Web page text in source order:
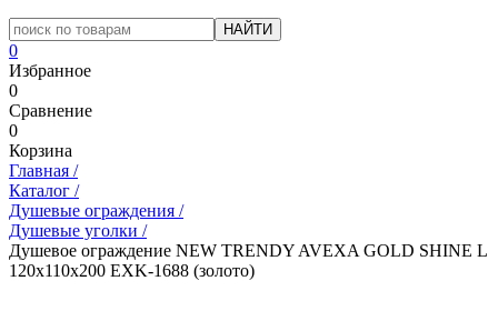
0
Избранное
0
Сравнение
0
Корзина
Главная /
Каталог /
Душевые ограждения /
Душевые уголки /
Душевое ограждение NEW TRENDY AVEXA GOLD SHINE L
120x110x200 EXK-1688 (золото)